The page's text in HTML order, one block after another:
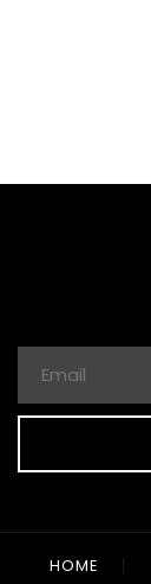
HOME